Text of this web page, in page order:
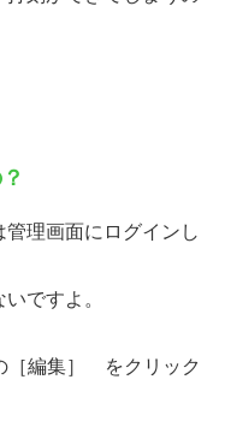
理画面にログインし
ですよ。
［編集］ をクリック